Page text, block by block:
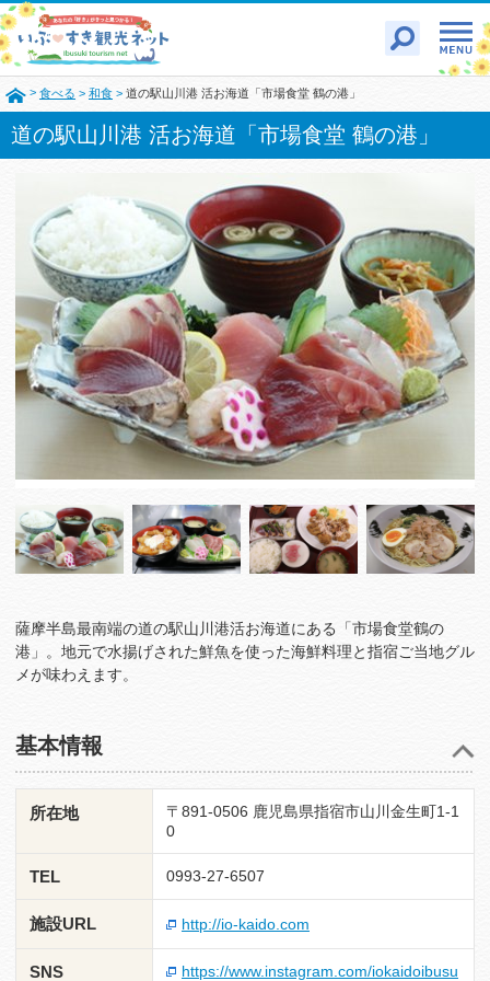
> 食べる > 和食 > 道の駅山川港 活お海道「市場食堂 鶴の港」
道の駅山川港 活お海道「市場食堂 鶴の港」
薩摩半島最南端の道の駅山川港活お海道にある「市場食堂鶴の
港」。地元で水揚げされた鮮魚を使った海鮮料理と指宿ご当地グル
メが味わえます。
基本情報
所在地
〒891-0506 鹿児島県指宿市山川金生町1-1
0
TEL 0993-27-6507
施設URL http://io-kaido.com
SNS
https://www.instagram.com/iokaidoibusu